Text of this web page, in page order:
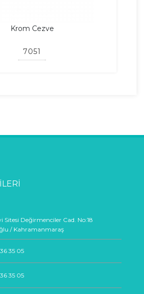
Krom Cezve
7051
Sitesi Değirmenciler Cad. No:18
/ Kahramanmaraş
35 05
35 05